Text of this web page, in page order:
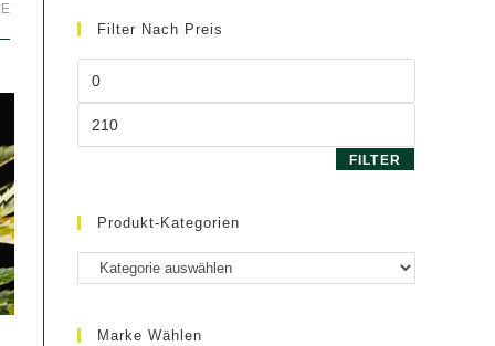
Filter Nach Preis
FILTER
Produkt-Kategorien
Marke Wählen